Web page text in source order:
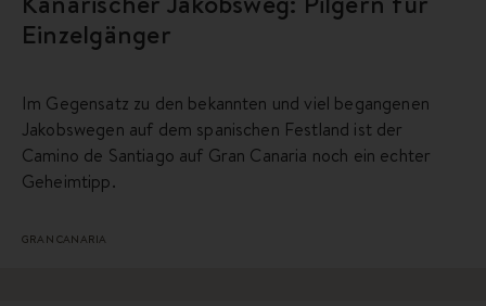
Einzelgänger
Im Gegensatz zu den bekannten und viel begangenen
Jakobswegen auf dem spanischen Festland ist der
Camino de Santiago auf Gran Canaria noch ein echter
Geheimtipp.
GRAN CANARIA